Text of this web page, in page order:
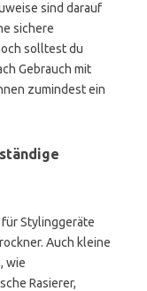
sind darauf
sichere
solltest du
Gebrauch mit
zumindest ein
Stylinggeräte
Auch kleine
wie
Rasierer,